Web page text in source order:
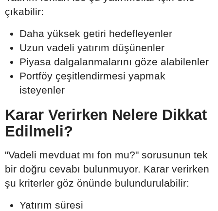
çıkabilir:
Daha yüksek getiri hedefleyenler
Uzun vadeli yatırım düşünenler
Piyasa dalgalanmalarını göze alabilenler
Portföy çeşitlendirmesi yapmak
isteyenler
Karar Verirken Nelere Dikkat
Edilmeli?
"Vadeli mevduat mı fon mu?" sorusunun tek
bir doğru cevabı bulunmuyor. Karar verirken
şu kriterler göz önünde bulundurulabilir:
Yatırım süresi